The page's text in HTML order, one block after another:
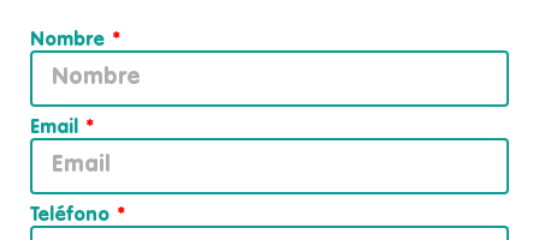
Nombre
Email
Teléfono